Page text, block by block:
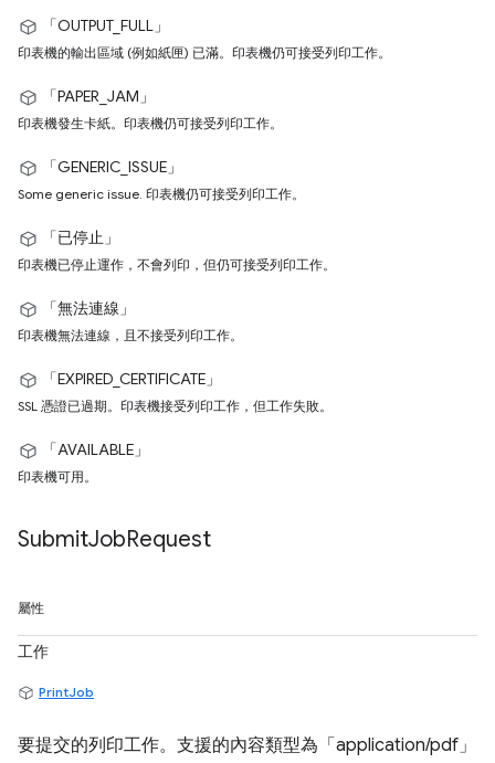
「OUTPUT_FULL」
印表機的輸出區域 (例如紙匣) 已滿。印表機仍可接受列印工作。
「PAPER_JAM」
印表機發生卡紙。印表機仍可接受列印工作。
「GENERIC_ISSUE」
Some generic issue. 印表機仍可接受列印工作。
「已停止」
印表機已停止運作，不會列印，但仍可接受列印工作。
「無法連線」
印表機無法連線，且不接受列印工作。
「EXPIRED_CERTIFICATE」
SSL 憑證已過期。印表機接受列印工作，但工作失敗。
「AVAILABLE」
印表機可用。
SubmitJobRequest
屬性
工作
PrintJob
要提交的列印工作。支援的內容類型為「application/pdf」